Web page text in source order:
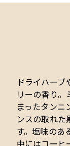
ドライハー
リーの香り。
まったタンニ
ンスの取れた
す。塩味のあ